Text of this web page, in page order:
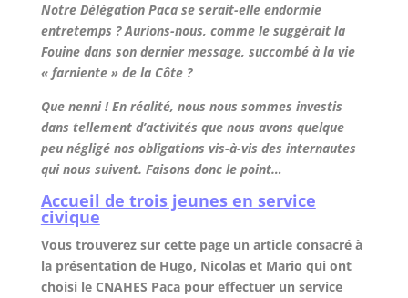
Notre Délégation Paca se serait-elle endormie
entretemps ? Aurions-nous, comme le suggérait la
Fouine dans son dernier message, succombé à la vie
« farniente » de la Côte ?
Que nenni ! En réalité, nous nous sommes investis
dans tellement d’activités que nous avons quelque
peu négligé nos obligations vis-à-vis des internautes
qui nous suivent. Faisons donc le point…
Accueil de trois jeunes en service
civique
Vous trouverez sur cette page un article consacré à
la présentation de Hugo, Nicolas et Mario qui ont
choisi le CNAHES Paca pour effectuer un service